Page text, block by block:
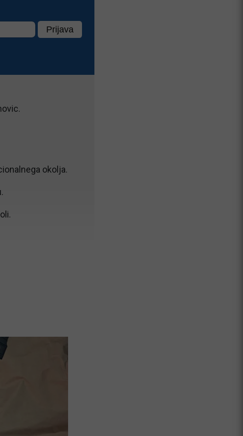
okolja.